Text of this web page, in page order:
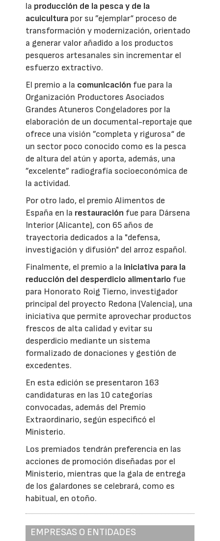
la producción de la pesca y de la
acuicultura por su ”ejemplar“ proceso de
transformación y modernización, orientado
a generar valor añadido a los productos
pesqueros artesanales sin incrementar el
esfuerzo extractivo.
El premio a la comunicación fue para la
Organización Productores Asociados
Grandes Atuneros Congeladores por la
elaboración de un documental-reportaje que
ofrece una visión ”completa y rigurosa“ de
un sector poco conocido como es la pesca
de altura del atún y aporta, además, una
”excelente” radiografía socioeconómica de
la actividad.
Por otro lado, el premio Alimentos de
España en la restauración fue para Dársena
Interior (Alicante), con 65 años de
trayectoria dedicados a la "defensa,
investigación y difusión" del arroz español.
Finalmente, el premio a la iniciativa para la
reducción del desperdicio alimentario fue
para Honorato Roig Tierno, investigador
principal del proyecto Redona (Valencia), una
iniciativa que permite aprovechar productos
frescos de alta calidad y evitar su
desperdicio mediante un sistema
formalizado de donaciones y gestión de
excedentes.
En esta edición se presentaron 163
candidaturas en las 10 categorías
convocadas, además del Premio
Extraordinario, según especificó el
Ministerio.
Los premiados tendrán preferencia en las
acciones de promoción diseñadas por el
Ministerio, mientras que la gala de entrega
de los galardones se celebrará, como es
habitual, en otoño.
EMPRESAS O ENTIDADES